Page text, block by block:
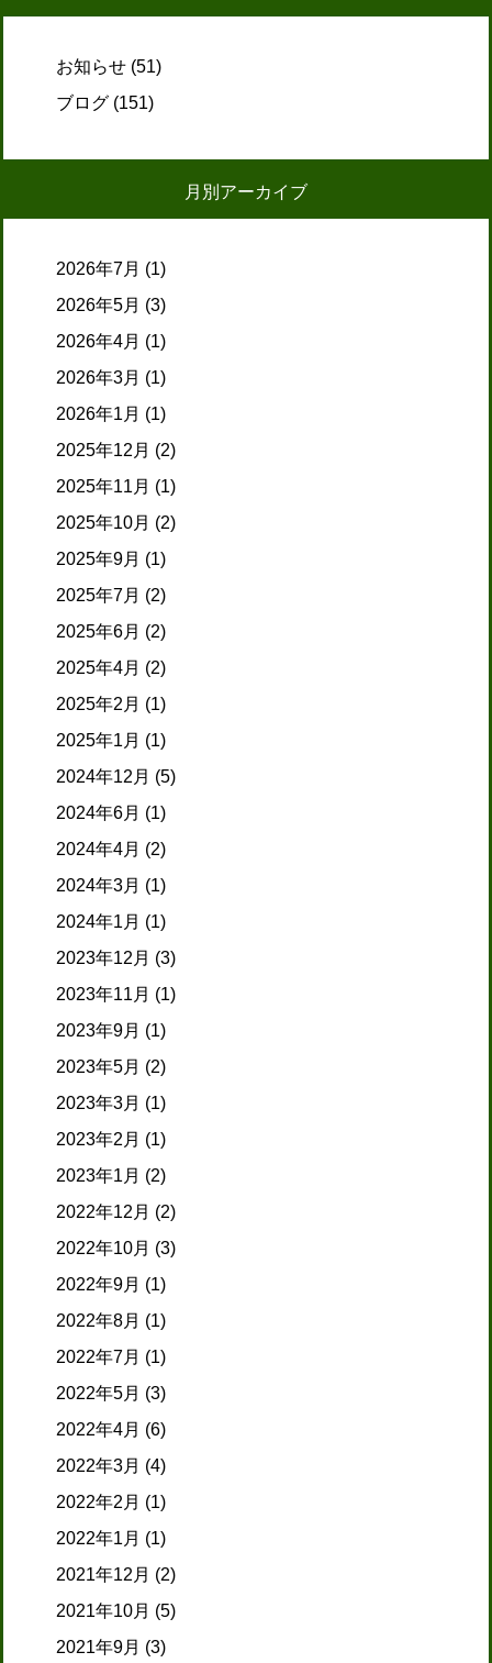
お知らせ (51)
ブログ (151)
月別アーカイブ
2026年7月 (1)
2026年5月 (3)
2026年4月 (1)
2026年3月 (1)
2026年1月 (1)
2025年12月 (2)
2025年11月 (1)
2025年10月 (2)
2025年9月 (1)
2025年7月 (2)
2025年6月 (2)
2025年4月 (2)
2025年2月 (1)
2025年1月 (1)
2024年12月 (5)
2024年6月 (1)
2024年4月 (2)
2024年3月 (1)
2024年1月 (1)
2023年12月 (3)
2023年11月 (1)
2023年9月 (1)
2023年5月 (2)
2023年3月 (1)
2023年2月 (1)
2023年1月 (2)
2022年12月 (2)
2022年10月 (3)
2022年9月 (1)
2022年8月 (1)
2022年7月 (1)
2022年5月 (3)
2022年4月 (6)
2022年3月 (4)
2022年2月 (1)
2022年1月 (1)
2021年12月 (2)
2021年10月 (5)
2021年9月 (3)